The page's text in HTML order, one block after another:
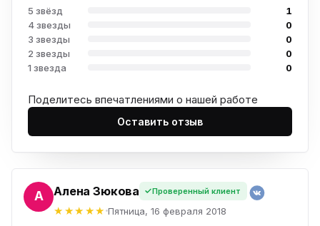
5 звёзд
1
4 звезды
0
3 звезды
0
2 звезды
0
1 звезда
0
Поделитесь впечатлениями о нашей работе
Оставить отзыв
Алена Зюкова Проверенный клиент
Пятница, 16 февраля 2018